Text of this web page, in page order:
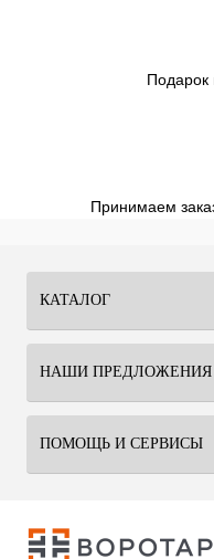
Подарок
Принимаем
КАТАЛОГ
НАШИ ПРЕДЛОЖЕНИЯ
ПОМОЩЬ И СЕРВИСЫ